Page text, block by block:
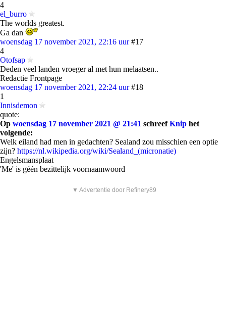
4
el_burro
The worlds greatest.
Ga dan
woensdag 17 november 2021, 22:16 uur #17
4
Otofsap
Deden veel landen vroeger al met hun melaatsen..
Redactie Frontpage
woensdag 17 november 2021, 22:24 uur #18
1
Innisdemon
quote:
Op woensdag 17 november 2021 @ 21:41 schreefKnip het
volgende:
Welk eiland had men in gedachten? Sealand zou misschien een optie
zijn? https://nl.wikipedia.org/wiki/Sealand_(micronatie)
Engelsmansplaat
'Me' is géén bezittelijk voornaamwoord
▼ Advertentie door Refinery89